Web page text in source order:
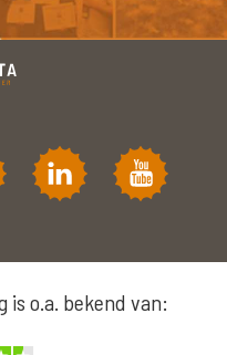
is o.a. bekend van: